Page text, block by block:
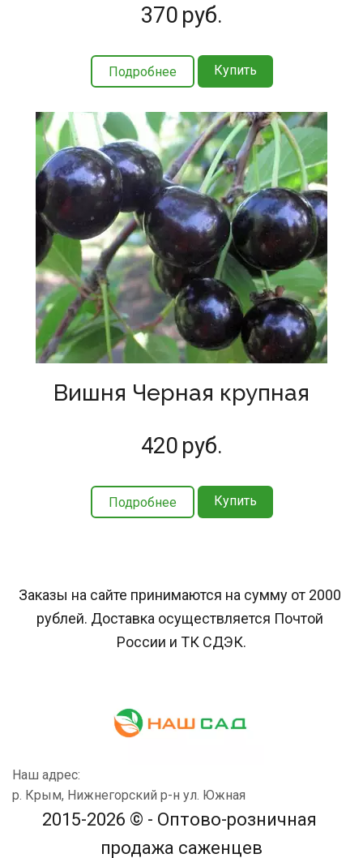
370 руб.
Подробнее Купить
Вишня Черная крупная
420 руб.
Подробнее Купить
Заказы на сайте принимаются на сумму от 2000
рублей. Доставка осуществляется Почтой
России и ТК СДЭК.
Наш адрес:
р. Крым, Нижнегорский р-н ул. Южная
2015-2026 © - Оптово-розничная
продажа саженцев